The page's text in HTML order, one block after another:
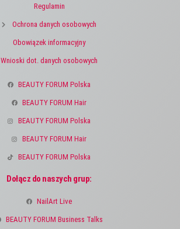
Regulamin
Ochrona danych osobowych
Obowiązek informacyjny
Wnioski dot. danych osobowych
BEAUTY FORUM Polska
BEAUTY FORUM Hair
BEAUTY FORUM Polska
BEAUTY FORUM Hair
BEAUTY FORUM Polska
Dołącz do naszych grup:
NailArt Live
BEAUTY FORUM Business Talks